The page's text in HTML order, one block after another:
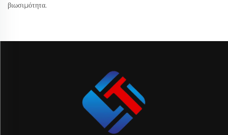
βιωσιμότητα.